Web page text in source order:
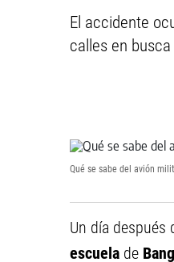
El accidente
calles en
Qué se sabe del avión
Un día después
escuela de